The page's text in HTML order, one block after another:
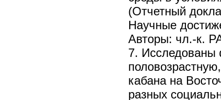
(Отчетный
Научные
Авторы: чл.-к.
7.
кабана на
разных